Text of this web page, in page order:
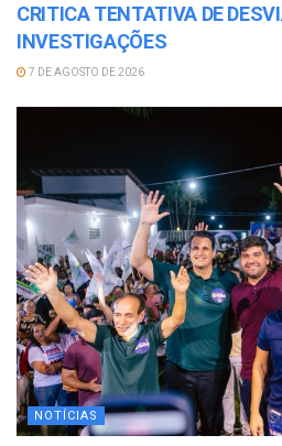
CRITICA TENTATIVA DE
INVESTIGAÇÕES
7 DE AGOSTO DE 2026
NOTÍCIAS